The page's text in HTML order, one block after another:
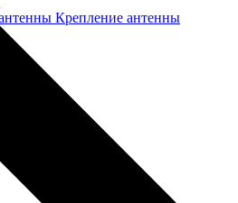
Крепление антенны